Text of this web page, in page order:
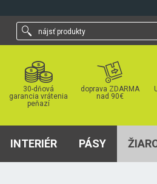
nájsť
produkty
30-dňová
garancia vrátenia
peňazí
doprava ZDARMA
nad 90€
INTERIÉR PÁSY